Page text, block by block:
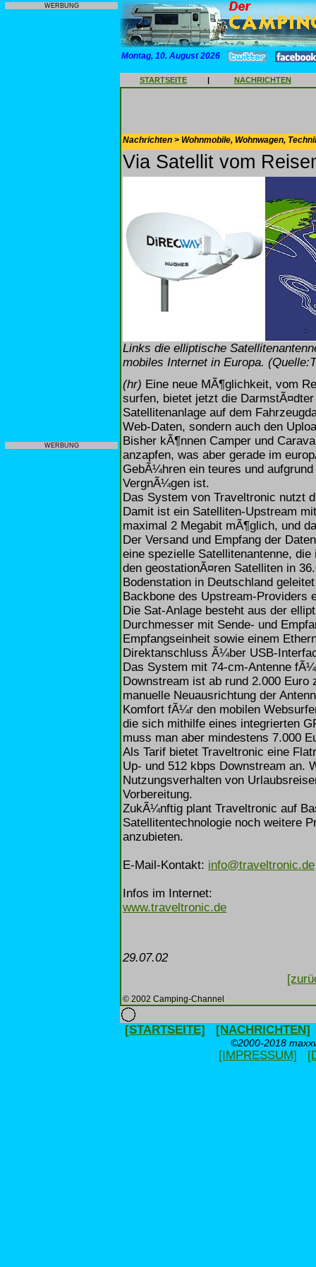
WERBUNG
WERBUNG
Montag, 10. August 2026
STARTSEITE | NACHRICHTEN
Nachrichten > Wohnmobile, Wohnwagen,
Via Satellit vom
Links die elliptische
mobiles Internet in Europa.
(hr) Eine neue MÃ¶glichkeit, vom
surfen, bietet jetzt die
Satellitenanlage auf dem
Web-Daten, sondern auch den
Bisher kÃ¶nnen Camper und
anzapfen, was aber gerade im
GebÃ¼hren ein teures und
VergnÃ¼gen ist.
Das System von Traveltronic nutzt
Damit ist ein Satelliten-Upstream
maximal 2 Megabit mÃ¶glich, und
Der Versand und Empfang der
eine spezielle Satellitenantenne,
den geostationÃ¤ren Satelliten in
Bodenstation in Deutschland
Backbone des Upstream-Providers
Die Sat-Anlage besteht aus der
Durchmesser mit Sende- und
Empfangseinheit sowie einem
Direktanschluss Ã¼ber USB-
Das System mit 74-cm-Antenne
Downstream ist ab rund 2.000
manuelle Neuausrichtung der
Komfort fÃ¼r den mobilen
die sich mithilfe eines integrierten
muss man aber mindestens 7.000
Als Tarif bietet Traveltronic eine
Up- und 512 kbps Downstream an.
Nutzungsverhalten von
Vorbereitung.
ZukÃ¼nftig plant Traveltronic auf
Satellitentechnologie noch weitere
anzubieten.
E-Mail-Kontakt: info@traveltronic.de
Infos im Internet:
www.traveltronic.de
29.07.02
© 2002 Camping-Channel
[STARTSEITE] [NACHRICHTEN]
©2000-2018
[IMPRESSUM]